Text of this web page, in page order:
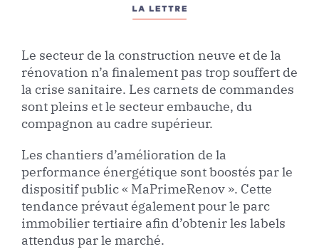
Le secteur de la construction neuve et de la
rénovation n’a finalement pas trop souffert de
la crise sanitaire. Les carnets de commandes
sont pleins et le secteur embauche, du
compagnon au cadre supérieur.
Les chantiers d’amélioration de la
performance énergétique sont boostés par le
dispositif public « MaPrimeRenov ». Cette
tendance prévaut également pour le parc
immobilier tertiaire afin d’obtenir les labels
attendus par le marché.